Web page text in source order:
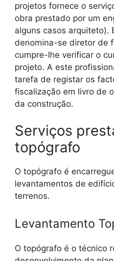
projetos fornece o
obra prestado por um
alguns casos arquiteto).
denomina-se diretor de
cumpre-lhe verificar o
projeto. A este
tarefa de registar os
fiscalização em livro de
da construção.
Serviços
topógrafo
O topógrafo é
levantamentos de
terrenos.
Levantamento
O topógrafo é o técnico